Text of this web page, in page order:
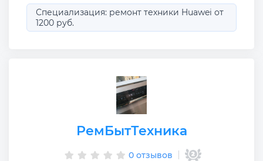
Специализация: ремонт техники Huawei от
1200 руб.
РемБытТехника
0 отзывов